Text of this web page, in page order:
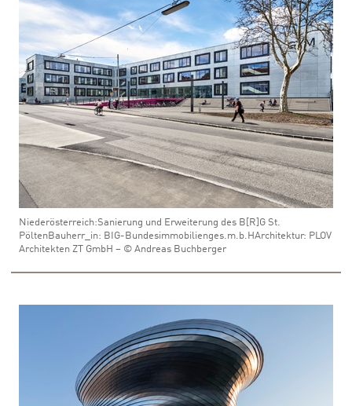
Niederösterreich:Sanierung und Erweiterung des B[R]G St.
PöltenBauherr_in: BIG-Bundesimmobilienges.m.b.HArchitektur: PLOV
Architekten ZT GmbH – © Andreas Buchberger